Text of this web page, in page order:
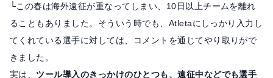
└この春は海外遠征が重なってしまい、10日以上チームを離れ
ることもありました。そういう時でも、Atletaにしっかり入力し
てくれている選手に対しては、コメントを通じてやり取りがで
きました。
実は、 ツール導入のきっかけのひとつも、遠征中などでも選手